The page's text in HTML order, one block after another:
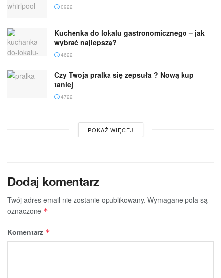
0922
Kuchenka do lokalu gastronomicznego – jak
wybrać najlepszą?
4622
Czy Twoja pralka się zepsuła ? Nową kup
taniej
4722
POKAŻ WIĘCEJ
Dodaj komentarz
Twój adres email nie zostanie opublikowany. Wymagane pola są
oznaczone *
Komentarz *